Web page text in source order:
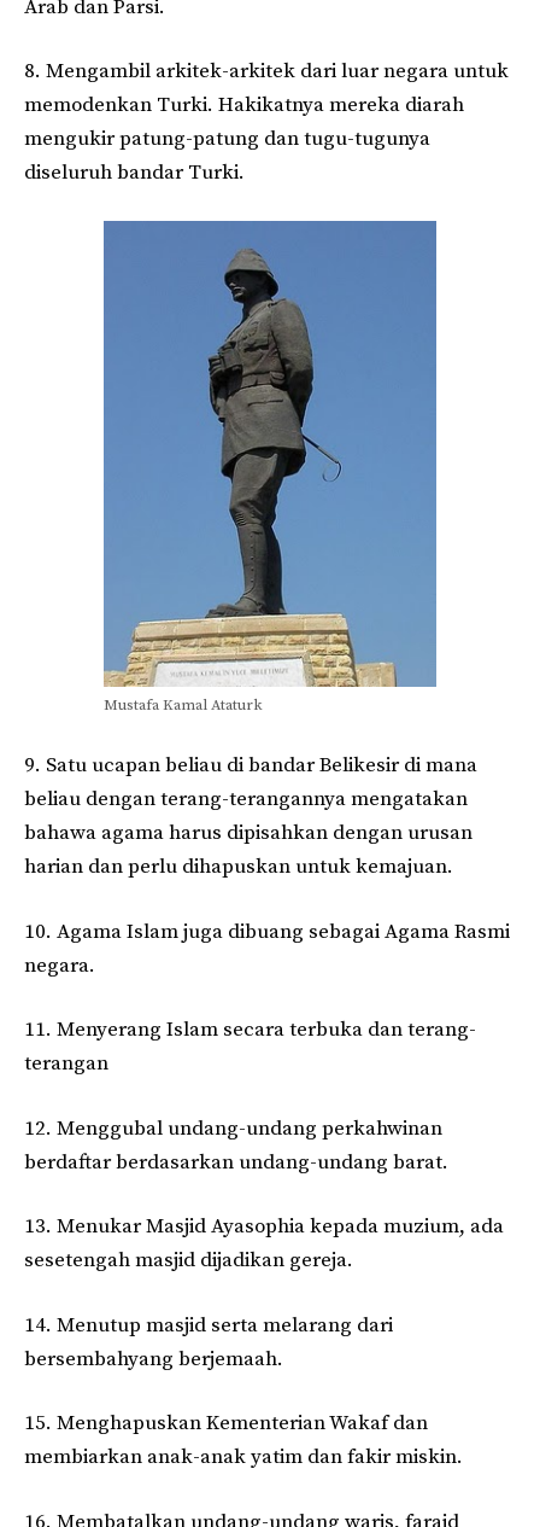
Arab dan Parsi.
8. Mengambil arkitek-arkitek dari luar negara untuk
memodenkan Turki. Hakikatnya mereka diarah
mengukir patung-patung dan tugu-tugunya
diseluruh bandar Turki.
Mustafa Kamal Ataturk
9. Satu ucapan beliau di bandar Belikesir di mana
beliau dengan terang-terangannya mengatakan
bahawa agama harus dipisahkan dengan urusan
harian dan perlu dihapuskan untuk kemajuan.
10. Agama Islam juga dibuang sebagai Agama Rasmi
negara.
11. Menyerang Islam secara terbuka dan terang-
terangan
12. Menggubal undang-undang perkahwinan
berdaftar berdasarkan undang-undang barat.
13. Menukar Masjid Ayasophia kepada muzium, ada
sesetengah masjid dijadikan gereja.
14. Menutup masjid serta melarang dari
bersembahyang berjemaah.
15. Menghapuskan Kementerian Wakaf dan
membiarkan anak-anak yatim dan fakir miskin.